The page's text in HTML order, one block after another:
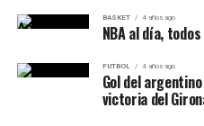
Jeremías Sandrini
importante y la defensa fue
Atenas quedó contra las
BASKET 4 años ago
NBA al día,
FUTBOL 4 años ago
Gol del
victoria del